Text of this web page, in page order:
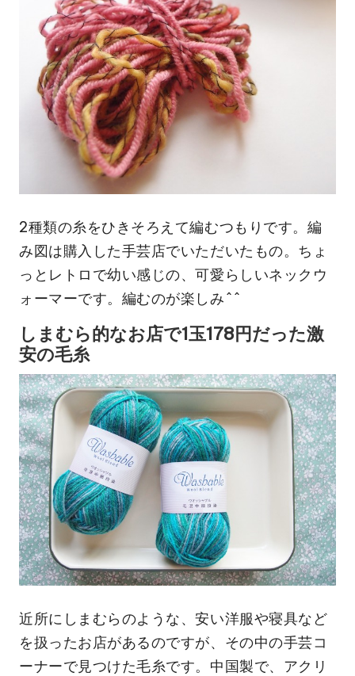
2種類の糸をひきそろえて編むつもりです。編
み図は購入した手芸店でいただいたもの。ちょ
っとレトロで幼い感じの、可愛らしいネックウ
ォーマーです。編むのが楽しみ^^
しまむら的なお店で1玉178円だった激
安の毛糸
近所にしまむらのような、安い洋服や寝具など
を扱ったお店があるのですが、その中の手芸コ
ーナーで見つけた毛糸です。中国製で、アクリ